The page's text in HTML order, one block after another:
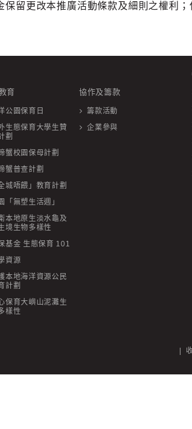
保留更改本推廣活動條款及細則之權利
育
公園保育日
生態保育大學生贊
劃
蟹校園保母計劃
蟹普查計劃
全城唔餵」教育計劃
「無塑生活週」
本地原生淡水龜及
境生物多樣性
基金 生態保育 101
資源
本地海洋資源公民
計劃
保育大嶼山泥灘生
樣性
協作及籌款
籌款活動
企業參與